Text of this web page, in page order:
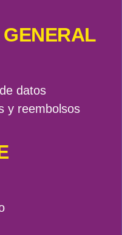
datos
y reembolsos